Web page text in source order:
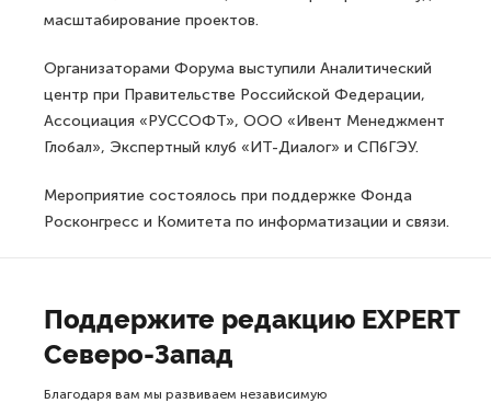
масштабирование проектов.
Организаторами Форума выступили Аналитический
центр при Правительстве Российской Федерации,
Ассоциация «РУССОФТ», ООО «Ивент Менеджмент
Глобал», Экспертный клуб «ИТ-Диалог» и СПбГЭУ.
Мероприятие состоялось при поддержке Фонда
Росконгресс и Комитета по информатизации и связи.
Поддержите редакцию EXPERT
Северо-Запад
Благодаря вам мы развиваем независимую